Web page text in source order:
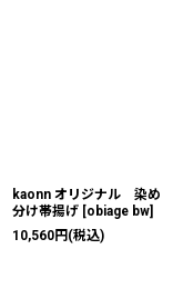
kaonn オリジナル 染め
分け帯揚げ [obiage bw]
10,560円 (税込)